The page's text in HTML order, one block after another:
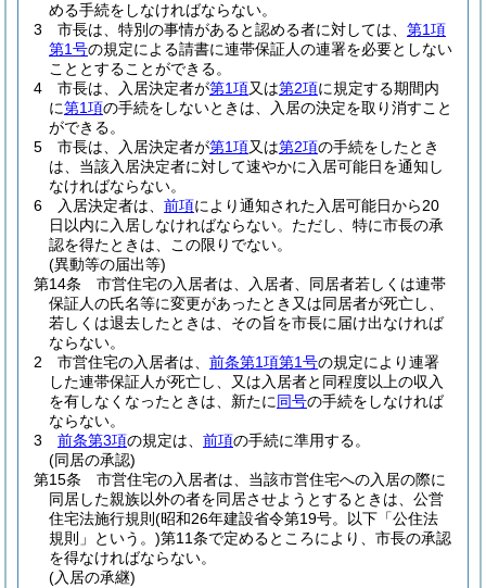
める手続をしなければならない。
3
市長は、特別の事情があると認める者に対しては、 第1項
第1号の規定による請書に連帯保証人の連署を必要としない
こととすることができる。
4
市長は、入居決定者が第1項又は第2項に規定する期間内
に第1項の手続をしないときは、入居の決定を取り消すこと
ができる。
5
市長は、入居決定者が第1項又は第2項の手続をしたとき
は、当該入居決定者に対して速やかに入居可能日を通知し
なければならない。
6
入居決定者は、 前項により通知された入居可能日から20
日以内に入居しなければならない。 ただし、特に市長の承
認を得たときは、この限りでない。
(異動等の届出等)
第14条
市営住宅の入居者は、入居者、同居者若しくは連帯
保証人の氏名等に変更があったとき又は同居者が死亡し、
若しくは退去したときは、その旨を市長に届け出なければ
ならない。
2
市営住宅の入居者は、 前条第1項第1号の規定により連署
した連帯保証人が死亡し、又は入居者と同程度以上の収入
を有しなくなったときは、新たに同号の手続をしなければ
ならない。
3
前条第3項の規定は、 前項の手続に準用する。
(同居の承認)
第15条
市営住宅の入居者は、当該市営住宅への入居の際に
同居した親族以外の者を同居させようとするときは、公営
住宅法施行規則 (昭和26年建設省令第19号。以下「公住法
規則」という。)第11条で定めるところにより、市長の承認
を得なければならない。
(入居の承継)